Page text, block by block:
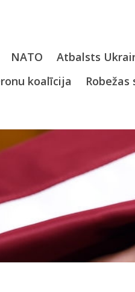
NATO
Atbalsts
koalīcija